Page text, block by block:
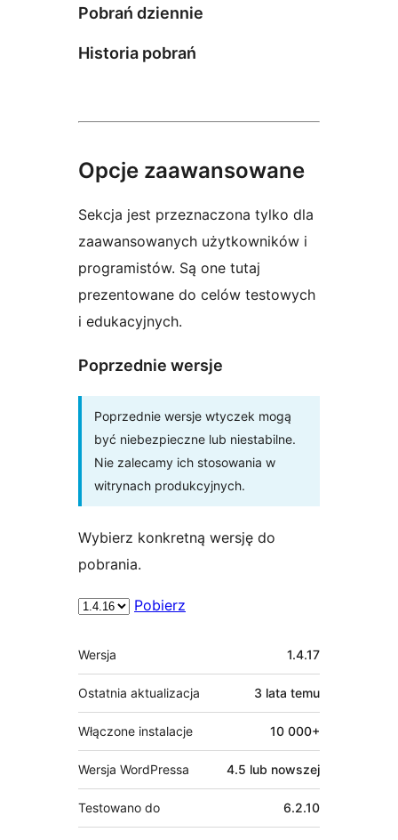
Pobrań dziennie
Historia pobrań
Opcje zaawansowane
Sekcja jest przeznaczona tylko dla
zaawansowanych użytkowników i
programistów. Są one tutaj
prezentowane do celów testowych
i edukacyjnych.
Poprzednie wersje
Poprzednie wersje wtyczek mogą
być niebezpieczne lub niestabilne.
Nie zalecamy ich stosowania w
witrynach produkcyjnych.
Wybierz konkretną wersję do
pobrania.
Pobierz
Meta
Wersja 1.4.17
Ostatnia aktualizacja 3 lata temu
Włączone instalacje 10 000+
Wersja WordPressa 4.5 lub nowszej
Testowano do 6.2.10